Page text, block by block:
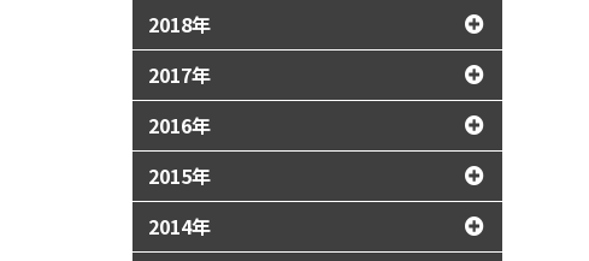
2018年
2017年
2016年
2015年
2014年